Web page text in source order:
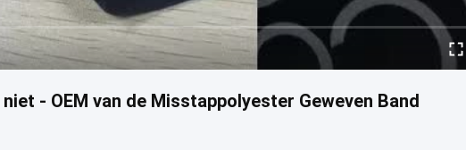
- OEM van de Misstappolyester Geweven Band